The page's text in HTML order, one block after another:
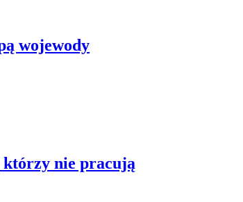
wojewody
którzy nie pracują